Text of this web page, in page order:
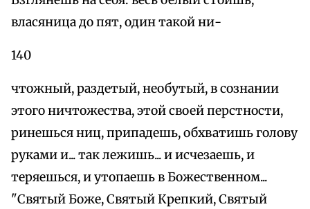
власяница до пят, один такой ни-
140
чтожный, раздетый, необутый, в сознании
этого ничтожества, этой своей перстности,
ринешься ниц, припадешь, обхватишь голову
руками и... так лежишь... и исчезаешь, и
теряешься, и утопаешь в Божественном...
"Святый Боже, Святый Крепкий, Святый